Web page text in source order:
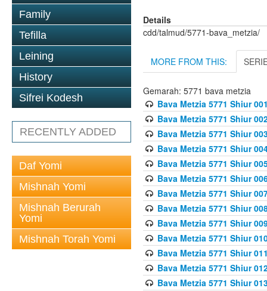
Family
Tefilla
Leining
History
Sifrei Kodesh
RECENTLY ADDED
Daf Yomi
Mishnah Yomi
Mishnah Berurah
Yomi
Mishnah Torah Yomi
Details
cdd/talmud/5771-bava_metzia/
MORE FROM THIS:
Gemarah: 5771 bava metzia
Bava Metzia 5771 Shiur
Bava Metzia 5771 Shiur
Bava Metzia 5771 Shiur
Bava Metzia 5771 Shiur
Bava Metzia 5771 Shiur
Bava Metzia 5771 Shiur
Bava Metzia 5771 Shiur
Bava Metzia 5771 Shiur
Bava Metzia 5771 Shiur
Bava Metzia 5771 Shiur
Bava Metzia 5771 Shiur
Bava Metzia 5771 Shiur
Bava Metzia 5771 Shiur